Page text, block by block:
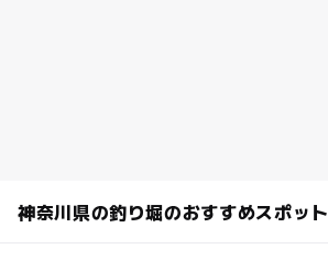
神奈川県の釣り堀のおすすめスポット